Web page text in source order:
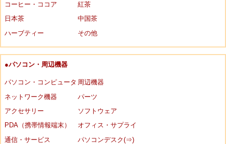
コーヒー・ココア
紅茶
日本茶
中国茶
ハーブティー
その他
●パソコン・周辺機器
パソコン・コンピュータ 周辺機器
ネットワーク機器
パーツ
アクセサリー
ソフトウェア
PDA（携帯情報端末）
オフィス・サプライ
通信・サービス
パソコンデスク(⇒)